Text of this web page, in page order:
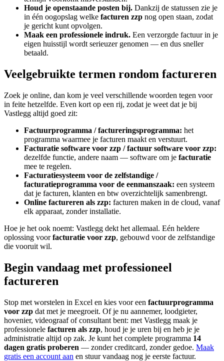
Houd je openstaande posten bij. Dankzij de statussen zie je
in één oogopslag welke facturen zzp nog open staan, zodat
je gericht kunt opvolgen.
Maak een professionele indruk. Een verzorgde factuur in je
eigen huisstijl wordt serieuzer genomen — en dus sneller
betaald.
Veelgebruikte termen rondom factureren
Zoek je online, dan kom je veel verschillende woorden tegen voor
in feite hetzelfde. Even kort op een rij, zodat je weet dat je bij
Vastlegg altijd goed zit:
Factuurprogramma / factureringsprogramma: het
programma waarmee je facturen maakt en verstuurt.
Facturatie software voor zzp / factuur software voor zzp:
dezelfde functie, andere naam — software om je facturatie
mee te regelen.
Facturatiesysteem voor de zelfstandige /
facturatieprogramma voor de eenmanszaak: een systeem
dat je facturen, klanten en btw overzichtelijk samenbrengt.
Online factureren als zzp: facturen maken in de cloud, vanaf
elk apparaat, zonder installatie.
Hoe je het ook noemt: Vastlegg dekt het allemaal. Eén heldere
oplossing voorfacturatie voor zzp, gebouwd voor de zelfstandige
die vooruit wil.
Begin vandaag met professioneel
factureren
Stop met worstelen in Excel en kies voor een factuurprogramma
voor zzp dat met je meegroeit. Of je nu aannemer, loodgieter,
hovenier, videograaf of consultant bent: met Vastlegg maak je
professionele facturen als zzp, houd je je uren bij en heb je je
administratie altijd op zak. Je kunt het complete programma 14
dagen gratis proberen — zonder creditcard, zonder gedoe. Maak
gratis een account aan en stuur vandaag nog je eerste factuur.